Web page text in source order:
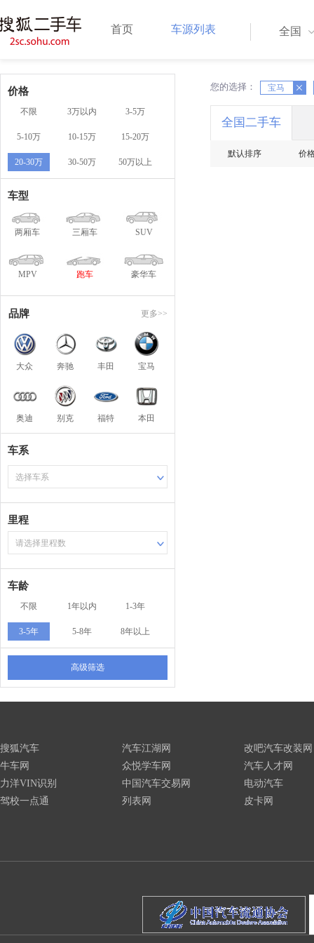
首页 车源列表 全国
价格
不限 3万以内 3-5万
5-10万 10-15万 15-20万
20-30万 30-50万 50万以上
车型
两厢车 三厢车 SUV
MPV 跑车 豪华车
品牌 更多>>
大众 奔驰 丰田 宝马
奥迪 别克 福特 本田
车系
选择车系
里程
请选择里程数
车龄
不限 1年以内 1-3年
3-5年 5-8年 8年以上
高级筛选
您的选择： 宝马
X X
全国二手车
默认排序 价
搜狐汽车
牛车网
力洋VIN识别
驾校一点通
汽车江湖网
众悦学车网
中国汽车交易网
列表网
改吧汽车改装网
汽车人才网
电动汽车
皮卡网